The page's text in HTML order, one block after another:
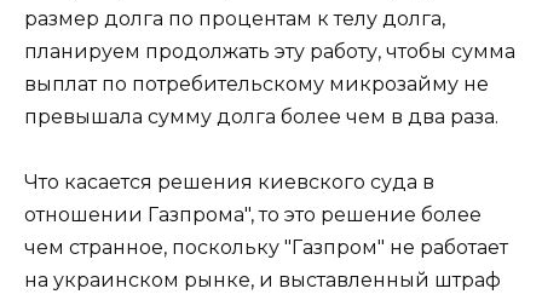
размер долга по процентам к телу долга,
планируем продолжать эту работу, чтобы сумма
выплат по потребительскому микрозайму не
превышала сумму долга более чем в два раза.
Что касается решения киевского суда в
отношении Газпрома", то это решение более
чем странное, поскольку "Газпром" не работает
на украинском рынке, и выставленный штраф